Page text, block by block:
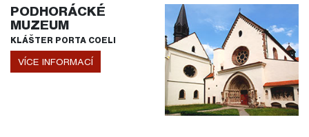
PODHORÁCKÉ
MUZEUM
KLÁŠTER PORTA COELI
VÍCE INFORMACÍ